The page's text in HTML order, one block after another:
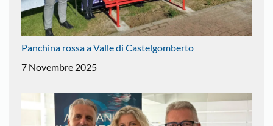
Panchina rossa a Valle di Castelgomberto
7 Novembre 2025